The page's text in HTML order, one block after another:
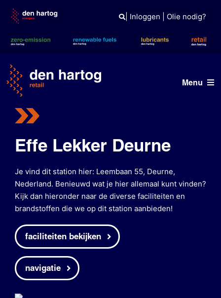
content
| Inloggen Olie nodig?
Menu
Onze merken
Nieuws
Effe Lekker Deurne
Je vind dit station hier: Leembaan 55, Deurne,
Nederland. Benieuwd wat je hier allemaal kunt vinden?
Kijk dan hieronder naar de diverse faciliteiten en
brandstoffen die we op dit station aanbieden!
faciliteiten bekijken
navigatie